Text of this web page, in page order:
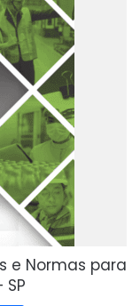
e Normas para